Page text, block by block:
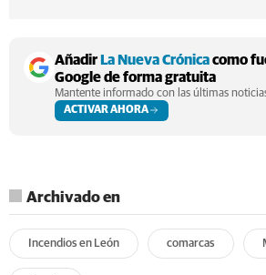
AñadirLa Nueva Crónicacomo
Google de forma gratuita
Mantente informado con las últimas
ACTIVAR AHORA
Archivado en
Incendios en León comarcas